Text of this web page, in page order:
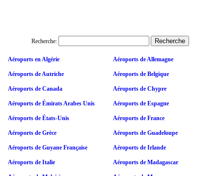
Recherche:
Aéroports en Algérie Aéroports de Allemagne
Aéroports de Autriche Aéroports de Belgique
Aéroports de Canada Aéroports de Chypre
Aéroports de Émirats Arabes Unis Aéroports de Espagne
Aéroports de États-Unis Aéroports de France
Aéroports de Grèce Aéroports de Guadeloupe
Aéroports de Guyane Française Aéroports de Irlande
Aéroports de Italie Aéroports de Madagascar